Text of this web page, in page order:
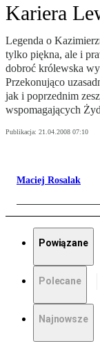
Kariera
Legenda o
tylko piękna, ale i
dobroć królewska
Przekonująco
jak i poprzednim
wspomagających
Publikacja: 21.04.2008 07:10
Maciej Rosalak
Powiązane
Polecane
Najnowsze